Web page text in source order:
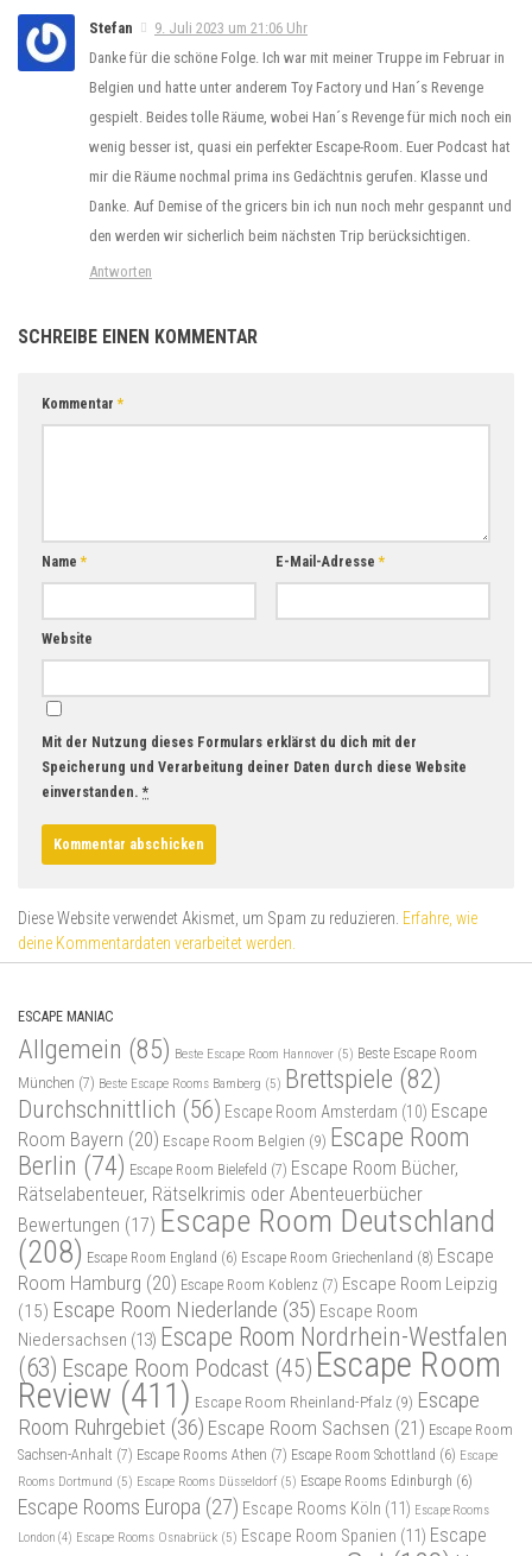
Stefan
9. Juli 2023 um 21:06 Uhr
Danke für die schöne Folge. Ich war mit meiner Truppe im Februar in
Belgien und hatte unter anderem Toy Factory und Han´s Revenge
gespielt. Beides tolle Räume, wobei Han´s Revenge für mich noch ein
wenig besser ist, quasi ein perfekter Escape-Room. Euer Podcast hat
mir die Räume nochmal prima ins Gedächtnis gerufen. Klasse und
Danke. Auf Demise of the gricers bin ich nun noch mehr gespannt und
den werden wir sicherlich beim nächsten Trip berücksichtigen.
Antworten
SCHREIBE EINEN KOMMENTAR
Kommentar*
Name* E-Mail-Adresse*
Website
Mit der Nutzung dieses Formulars erklärst du dich mit der
Speicherung und Verarbeitung deiner Daten durch diese Website
einverstanden. *
Diese Website verwendet Akismet, um Spam zu reduzieren. Erfahre, wie
deine Kommentardaten verarbeitet werden.
ESCAPE MANIAC
Allgemein (85) Beste Escape Room Hannover (5) Beste Escape Room
München (7) Beste Escape Rooms Bamberg (5) Brettspiele (82)
Durchschnittlich (56) Escape Room Amsterdam (10) Escape
Room Bayern (20) Escape Room Belgien (9) Escape Room
Berlin (74) Escape Room Bielefeld (7) Escape Room Bücher,
Rätselabenteuer, Rätselkrimis oder Abenteuerbücher
Bewertungen (17) Escape Room Deutschland
(208) Escape Room England (6) Escape Room Griechenland (8) Escape
Room Hamburg (20) Escape Room Koblenz (7) Escape Room Leipzig
(15) Escape Room Niederlande (35) Escape Room
Niedersachsen (13) Escape Room Nordrhein-Westfalen
(63) Escape Room Podcast (45) Escape Room
Review (411) Escape Room Rheinland-Pfalz (9) Escape
Room Ruhrgebiet (36) Escape Room Sachsen (21) Escape Room
Sachsen-Anhalt (7) Escape Rooms Athen (7) Escape Room Schottland (6) Escape
Rooms Dortmund (5) Escape Rooms Düsseldorf (5) Escape Rooms Edinburgh (6)
Escape Rooms Europa (27) Escape Rooms Köln (11) Escape Rooms
London (4) Escape Rooms Osnabrück (5) Escape Room Spanien (11) Escape